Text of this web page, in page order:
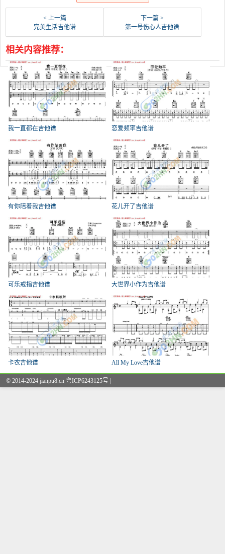
< 上一篇
完美生活吉他谱
下一篇 >
第一号伤心人吉他谱
相关内容推荐：
我一直都在吉他谱 恋爱频率吉他谱
有你陪着我吉他谱 花儿开了吉他谱
可乐戒指吉他谱 大世界小作为吉他谱
卡农吉他谱 All My Love吉他谱
© 2014-2024 jianpu8.cn 粤ICP6243125号 |